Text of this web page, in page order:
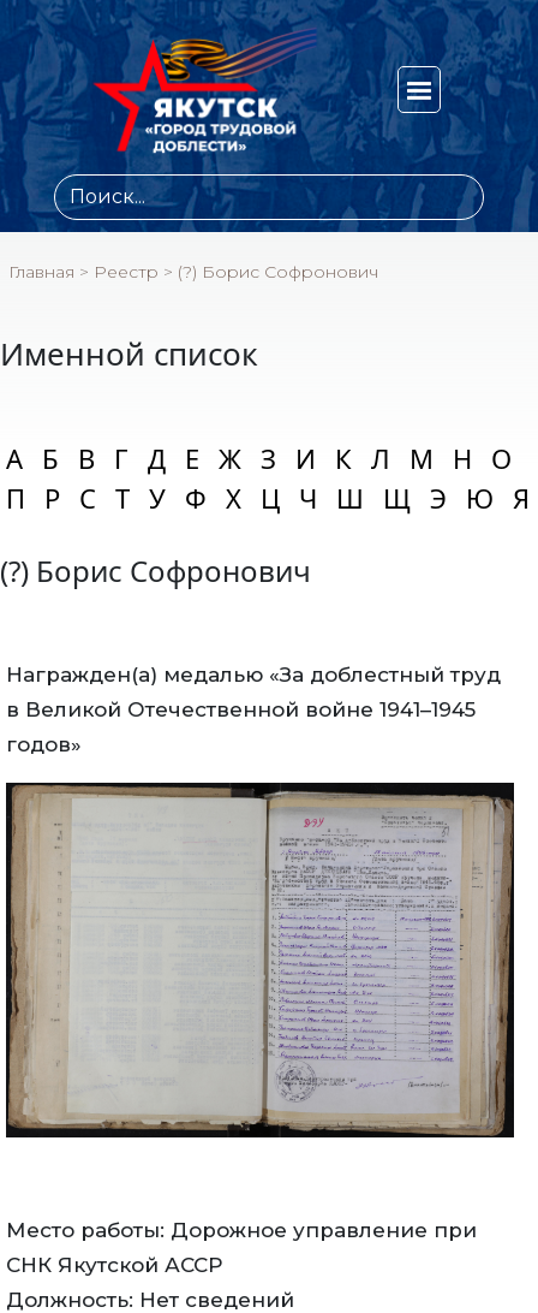
Главная > Реестр > (?) Борис Софронович
Именной список
А Б В Г Д Е Ж З И К Л М Н О
П
Р С Т У Ф Х Ц Ч Ш Щ Э Ю Я
(?) Борис Софронович
Награжден(а) медалью «За доблестный труд
в Великой Отечественной войне 1941–1945
годов»
Место работы: Дорожное управление при
СНК Якутской АССР
Должность: Нет сведений